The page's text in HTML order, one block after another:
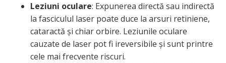
Leziuni oculare: Expunerea directă sau indirectă
la fasciculul laser poate duce la arsuri retiniene,
cataractă și chiar orbire. Leziunile oculare
cauzate de laser pot fi ireversibile și sunt printre
cele mai frecvente riscuri.